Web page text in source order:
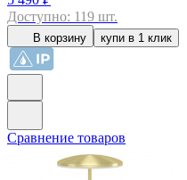
Доступно: 119 шт.
В корзину купи в 1 клик
Сравнение товаров